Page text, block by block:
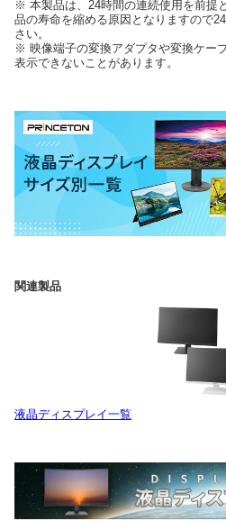
※ 本製品は、24時間の連続使用を前提
品の寿命を縮める原因となりますので
さい。
※ 映像端子の変換アダプタや変換ケー
表示できないことがあります。
関連製品
液晶ディスプレイ一覧